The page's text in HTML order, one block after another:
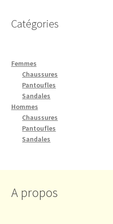
Catégories
Femmes
Chaussures
Pantoufles
Sandales
Hommes
Chaussures
Pantoufles
Sandales
A propos